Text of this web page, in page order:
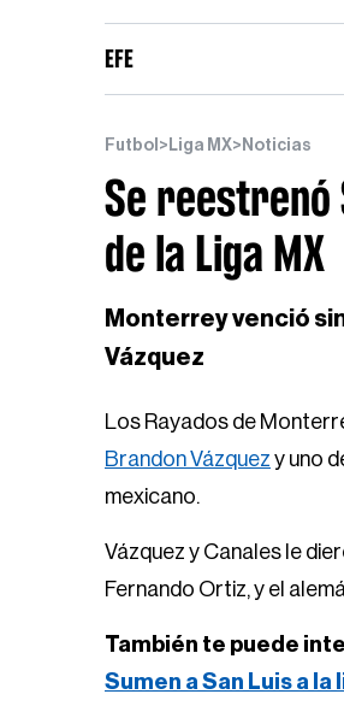
EFE
Futbol > Liga MX> Noticias
Se reestrenó
de la Liga MX
Monterrey venció
Vázquez
Los Rayados de
Brandon Vázquez y uno
mexicano.
Vázquez y Canales le
Fernando Ortiz, y el
También te puede
Sumen a San Luis a